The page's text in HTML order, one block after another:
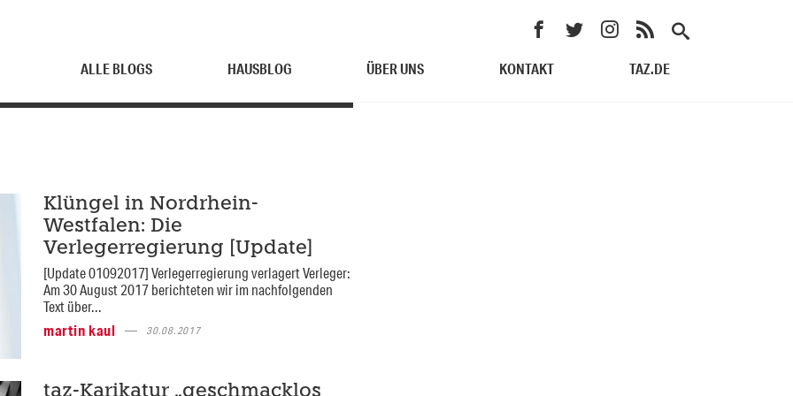
ALLE BLOGS HAUSBLOG ÜBER UNS KONTAKT TAZ.DE
Klüngel in Nordrhein-
Westfalen: Die
Verlegerregierung [Update]
[Update 01092017] Verlegerregierung verlagert Verleger:
Am 30 August 2017 berichteten wir im nachfolgenden
Text über...
martin kaul
30.08.2017